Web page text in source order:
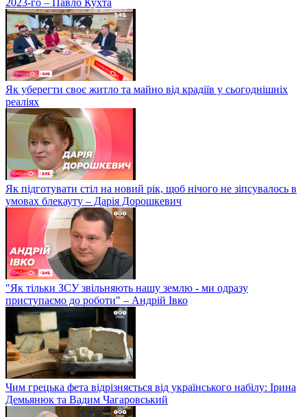
Як уберегти своє житло та майно від крадіїв у сьогоднішніх
реаліях
Як підготувати стіл на новий рік, щоб нічого не зіпсувалось в
умовах блекауту – Дарія Дорошкевич
"Як тільки ЗСУ звільняють нашу землю - ми одразу
приступаємо до роботи" – Андрій Івко
Чим грецька фета відрізняється від українського набілу: Ірина
Демьянюк та Вадим Чагаровський